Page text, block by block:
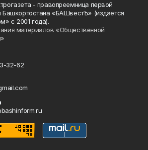
- правопреемница первой
Башкортостана «БАШвестЪ» (издается
с 2001 года).
материалов «Общественной
32-62